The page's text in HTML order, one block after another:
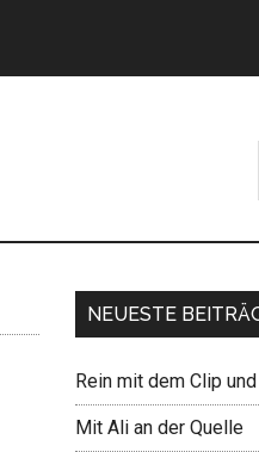
NEUESTE
Rein mit dem Clip
Mit Ali an der Quelle